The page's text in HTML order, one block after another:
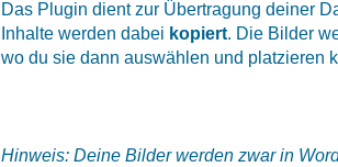
Das Plugin dient zur Übertragung deiner
Inhalte werden dabei kopiert. Die Bilder
wo du sie dann auswählen und platzieren
Hinweis: Deine Bilder werden zwar in